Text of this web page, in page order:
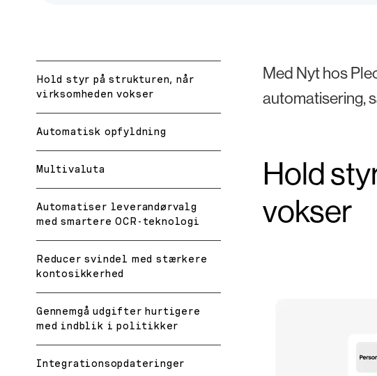
Hold styr på strukturen, når
virksomheden vokser
Automatisk opfyldning
Multivaluta
Automatiser leverandørvalg
med smartere OCR-teknologi
Reducer svindel med stærkere
kontosikkerhed
Gennemgå udgifter hurtigere
med indblik i politikker
Integrationsopdateringer
Med Nyt hos
automatisering,
Hold
vokser